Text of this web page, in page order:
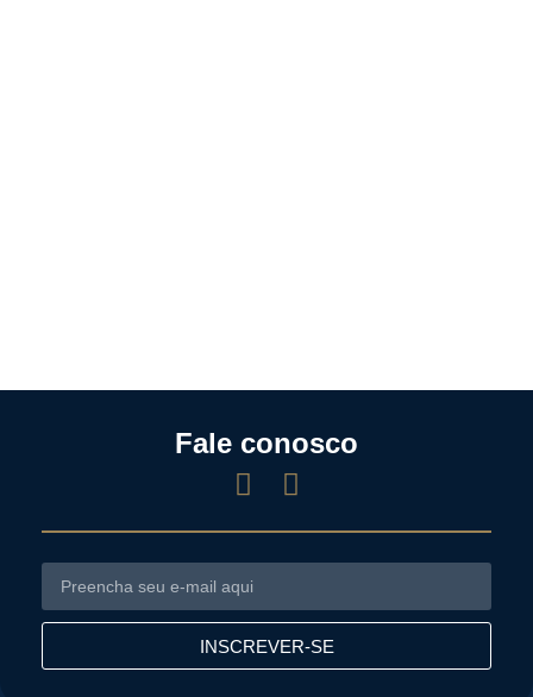
Fale conosco
INSCREVER-SE